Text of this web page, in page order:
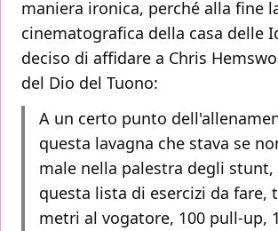
maniera ironica, perché alla fine
cinematografica della casa delle
deciso di affidare a Chris
del Dio del Tuono:
A un certo punto
questa lavagna che stava se
male nella palestra degli stunt,
questa lista di esercizi da fare,
metri al vogatore, 100 pull-up,